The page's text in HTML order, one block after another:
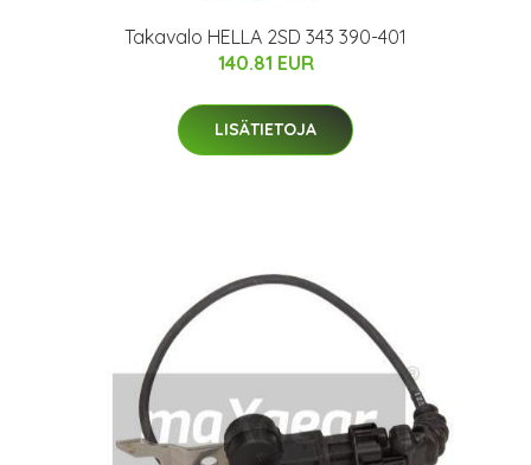
Takavalo HELLA 2SD 343 390-401
140.81 EUR
LISÄTIETOJA